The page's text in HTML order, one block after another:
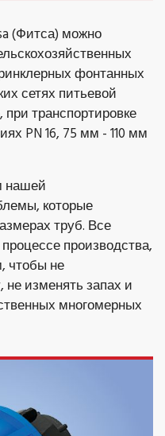
(Фитса) можно
фонтанных
сетях питьевой
транспортировке
PN 16, 75 мм - 110 мм
нашей
которые
труб. Все
производства,
чтобы не
не изменять запах и
многомерных